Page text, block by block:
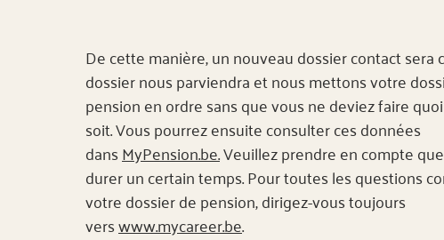
De cette manière, un nouveau dossier contact sera
dossier nous parviendra et nous mettons votre
pension en ordre sans que vous ne deviez faire
soit. Vous pourrez ensuite consulter ces données
dansMyPension.be.Veuillez prendre en compte
durer un certain temps. Pour toutes les questions
votre dossier de pension, dirigez-vous toujours
verswww.mycareer.be.